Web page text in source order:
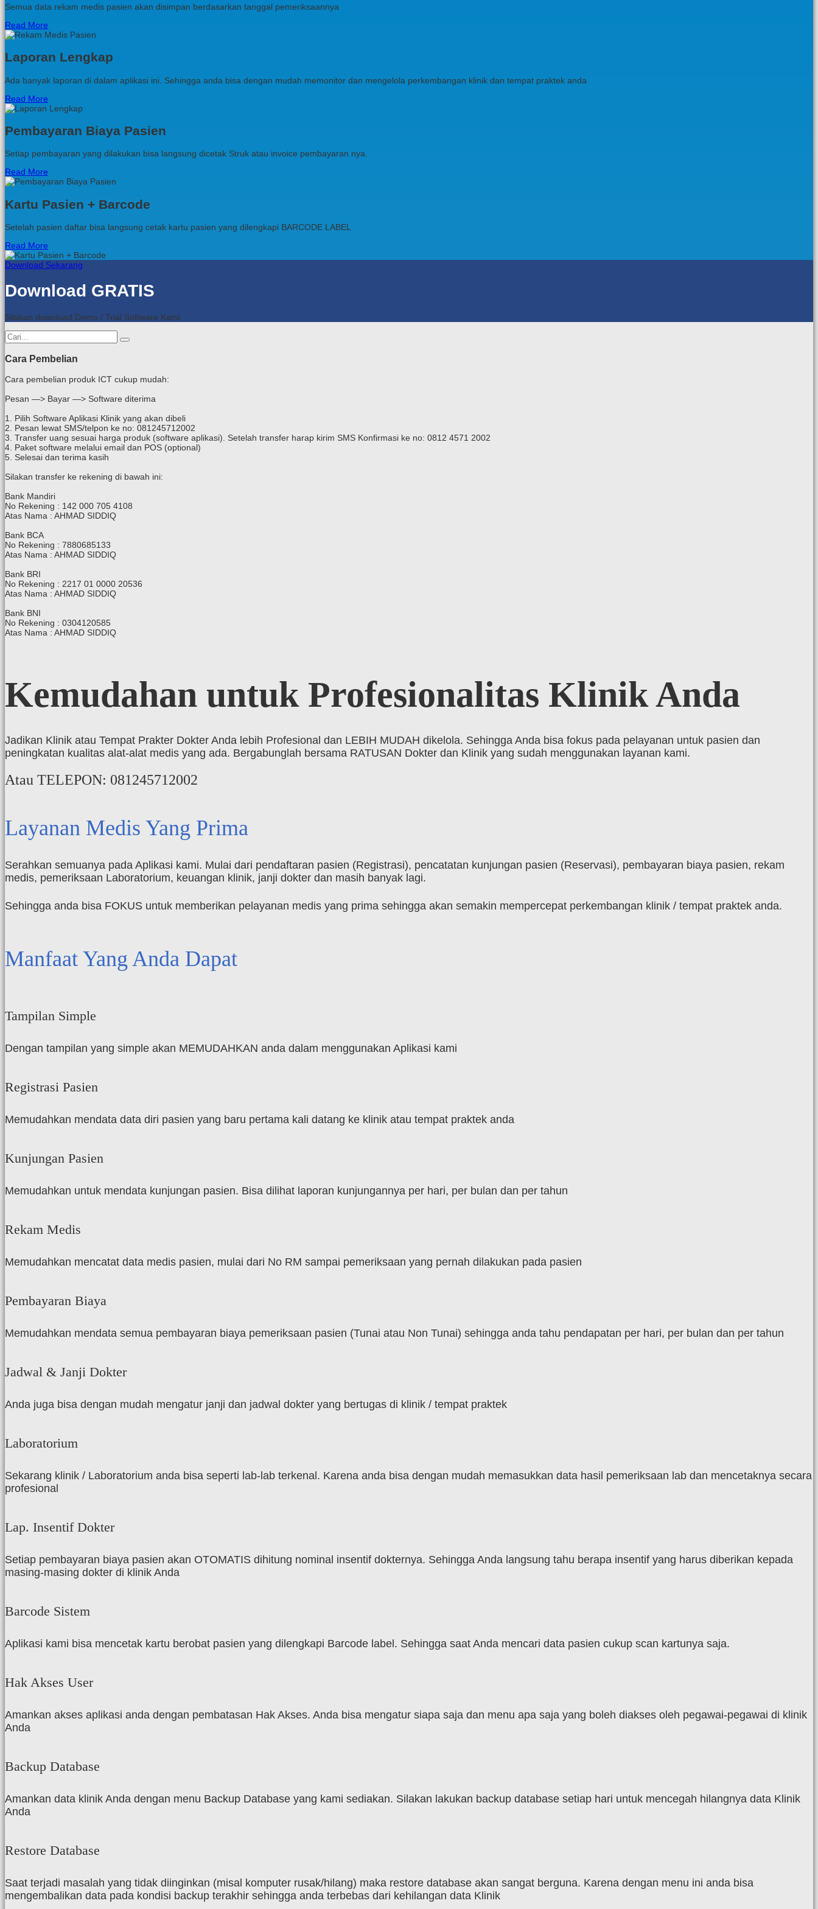
Semua data rekam medis pasien akan disimpan berdasarkan tanggal pemeriksaannya
Read More
Laporan Lengkap
Ada banyak laporan di dalam aplikasi ini. Sehingga anda bisa dengan mudah memonitor dan mengelola perkembangan klinik dan tempat praktek anda
Read More
Pembayaran Biaya Pasien
Setiap pembayaran yang dilakukan bisa langsung dicetak Struk atau invoice pembayaran nya.
Read More
Kartu Pasien + Barcode
Setelah pasien daftar bisa langsung cetak kartu pasien yang dilengkapi BARCODE LABEL
Read More
Download Sekarang
Download GRATIS
Silakan download Demo / Trial Software Kami
Cara Pembelian
Cara pembelian produk ICT cukup mudah:
Pesan —> Bayar —> Software diterima
1. Pilih Software Aplikasi Klinik yang akan dibeli
2. Pesan lewat SMS/telpon ke no: 081245712002
3. Transfer uang sesuai harga produk (software aplikasi). Setelah transfer harap kirim SMS Konfirmasi ke no: 0812 4571 2002
4. Paket software melalui email dan POS (optional)
5. Selesai dan terima kasih
Silakan transfer ke rekening di bawah ini:
Bank Mandiri
No Rekening : 142 000 705 4108
Atas Nama : AHMAD SIDDIQ
Bank BCA
No Rekening : 7880685133
Atas Nama : AHMAD SIDDIQ
Bank BRI
No Rekening : 2217 01 0000 20536
Atas Nama : AHMAD SIDDIQ
Bank BNI
No Rekening : 0304120585
Atas Nama : AHMAD SIDDIQ
Kemudahan untuk Profesionalitas Klinik Anda
Jadikan Klinik atau Tempat Prakter Dokter Anda lebih Profesional dan LEBIH MUDAH dikelola. Sehingga Anda bisa fokus pada pelayanan untuk pasien dan
peningkatan kualitas alat-alat medis yang ada. Bergabunglah bersama RATUSAN Dokter dan Klinik yang sudah menggunakan layanan kami.
Atau TELEPON: 081245712002
Layanan Medis Yang Prima
Serahkan semuanya pada Aplikasi kami. Mulai dari pendaftaran pasien (Registrasi), pencatatan kunjungan pasien (Reservasi), pembayaran biaya pasien, rekam
medis, pemeriksaan Laboratorium, keuangan klinik, janji dokter dan masih banyak lagi.
Sehingga anda bisa FOKUS untuk memberikan pelayanan medis yang prima sehingga akan semakin mempercepat perkembangan klinik / tempat praktek anda.
Manfaat Yang Anda Dapat
Tampilan Simple
Dengan tampilan yang simple akan MEMUDAHKAN anda dalam menggunakan Aplikasi kami
Registrasi Pasien
Memudahkan mendata data diri pasien yang baru pertama kali datang ke klinik atau tempat praktek anda
Kunjungan Pasien
Memudahkan untuk mendata kunjungan pasien. Bisa dilihat laporan kunjungannya per hari, per bulan dan per tahun
Rekam Medis
Memudahkan mencatat data medis pasien, mulai dari No RM sampai pemeriksaan yang pernah dilakukan pada pasien
Pembayaran Biaya
Memudahkan mendata semua pembayaran biaya pemeriksaan pasien (Tunai atau Non Tunai) sehingga anda tahu pendapatan per hari, per bulan dan per tahun
Jadwal & Janji Dokter
Anda juga bisa dengan mudah mengatur janji dan jadwal dokter yang bertugas di klinik / tempat praktek
Laboratorium
Sekarang klinik / Laboratorium anda bisa seperti lab-lab terkenal. Karena anda bisa dengan mudah memasukkan data hasil pemeriksaan lab dan mencetaknya secara
profesional
Lap. Insentif Dokter
Setiap pembayaran biaya pasien akan OTOMATIS dihitung nominal insentif dokternya. Sehingga Anda langsung tahu berapa insentif yang harus diberikan kepada
masing-masing dokter di klinik Anda
Barcode Sistem
Aplikasi kami bisa mencetak kartu berobat pasien yang dilengkapi Barcode label. Sehingga saat Anda mencari data pasien cukup scan kartunya saja.
Hak Akses User
Amankan akses aplikasi anda dengan pembatasan Hak Akses. Anda bisa mengatur siapa saja dan menu apa saja yang boleh diakses oleh pegawai-pegawai di klinik
Anda
Backup Database
Amankan data klinik Anda dengan menu Backup Database yang kami sediakan. Silakan lakukan backup database setiap hari untuk mencegah hilangnya data Klinik
Anda
Restore Database
Saat terjadi masalah yang tidak diinginkan (misal komputer rusak/hilang) maka restore database akan sangat berguna. Karena dengan menu ini anda bisa
mengembalikan data pada kondisi backup terakhir sehingga anda terbebas dari kehilangan data Klinik